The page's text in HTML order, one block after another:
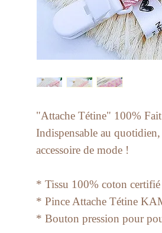
"Attache Tétine" 100%
Indispensable au
accessoire de mode !
* Tissu 100% coton
* Pince Attache Tétine
* Bouton pression pour